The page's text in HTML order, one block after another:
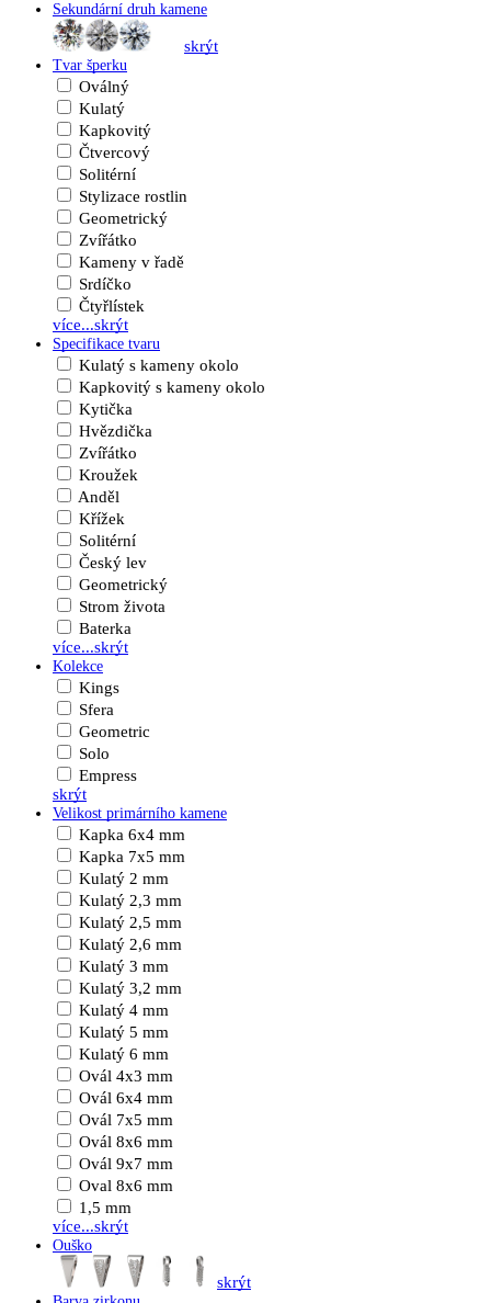
Sekundární druh kamene
skrýt
Tvar šperku
Oválný
Kulatý
Kapkovitý
Čtvercový
Solitérní
Stylizace rostlin
Geometrický
Zvířátko
Kameny v řadě
Srdíčko
Čtyřlístek
více...skrýt
Specifikace tvaru
Kulatý s kameny okolo
Kapkovitý s kameny okolo
Kytička
Hvězdička
Zvířátko
Kroužek
Anděl
Křížek
Solitérní
Český lev
Geometrický
Strom života
Baterka
více...skrýt
Kolekce
Kings
Sfera
Geometric
Solo
Empress
skrýt
Velikost primárního kamene
Kapka 6x4 mm
Kapka 7x5 mm
Kulatý 2 mm
Kulatý 2,3 mm
Kulatý 2,5 mm
Kulatý 2,6 mm
Kulatý 3 mm
Kulatý 3,2 mm
Kulatý 4 mm
Kulatý 5 mm
Kulatý 6 mm
Ovál 4x3 mm
Ovál 6x4 mm
Ovál 7x5 mm
Ovál 8x6 mm
Ovál 9x7 mm
Oval 8x6 mm
1,5 mm
více...skrýt
Ouško
skrýt